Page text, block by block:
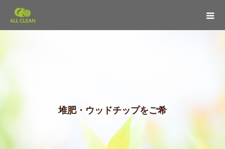
堆肥・ウ ッ ド チップをご希望